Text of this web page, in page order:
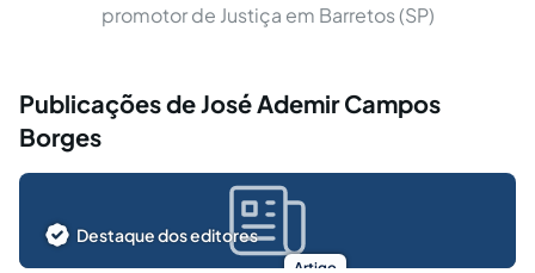
promotor de Justiça em Barretos (SP)
Publicações de José Ademir Campos
Borges
Artigo
Destaque dos editores